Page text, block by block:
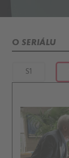
O SERIÁLU
S1